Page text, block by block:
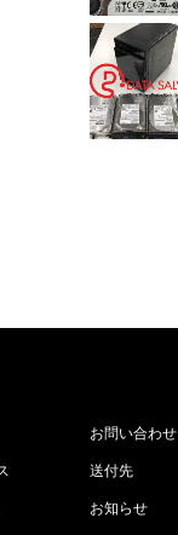
お問い合わせ
送付先
お知らせ